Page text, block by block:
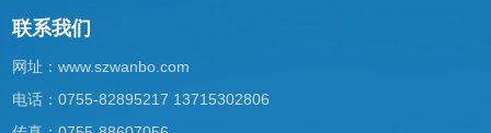
联系我们
网址：www.szwanbo.com
电话：0755-82895217 13715302806